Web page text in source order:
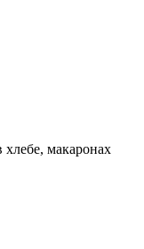
макаронах